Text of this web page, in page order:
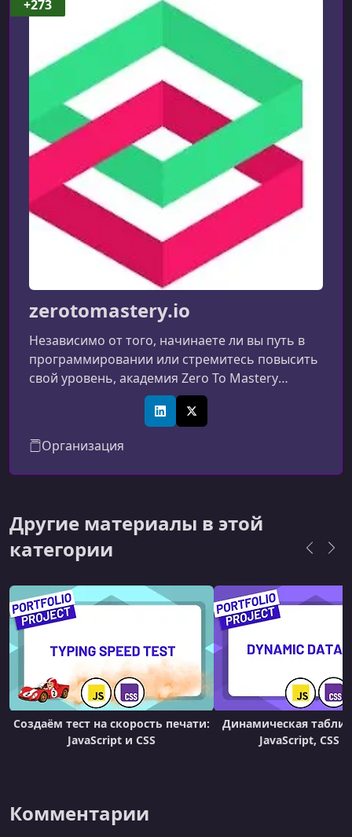
VSCode Extensions
00:13:57
DevTools
УРОК 14. 00:14:34
GitHub
zerotomastery.io
Независимо от того, начинаете ли вы путь в
программировании или стремитесь повысить
свой уровень, академия Zero To Mastery
помогает освоить ключевые технологические
навыки. На платформе вы можете изучить
инструменты, необходимые для карьерного
роста, успешного трудоустройства и
LinkedInX (Twitter)
Организация
+273
Другие материалы в этой
категории
Создаём тест на скорость печати:
JavaScript и CSS
Динамическая
JavaScript, CSS
Комментарии